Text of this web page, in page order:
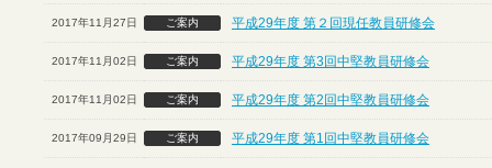
2017年11月27日 ご案内 平成29年度 第２回現任教員研修会
2017年11月02日 ご案内 平成29年度 第3回中堅教員研修会
2017年11月02日 ご案内 平成29年度 第2回中堅教員研修会
2017年09月29日 ご案内 平成29年度 第1回中堅教員研修会